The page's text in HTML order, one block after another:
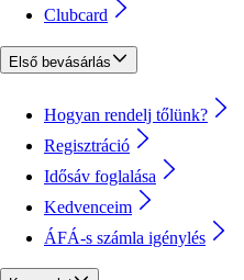
Clubcard
Első bevásárlás
Hogyan rendelj tőlünk?
Regisztráció
Idősáv foglalása
Kedvenceim
ÁFÁ-s számla igénylés